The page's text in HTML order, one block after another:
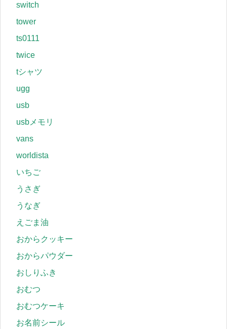
switch
tower
ts0111
twice
tシャツ
ugg
usb
usbメモリ
vans
worldista
いちご
うさぎ
うなぎ
えごま油
おからクッキー
おからパウダー
おしりふき
おむつ
おむつケーキ
お名前シール